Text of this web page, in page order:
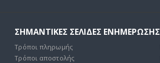
ΣΗΜΑΝΤΙΚΕΣ ΣΕΛΙΔΕΣ ΕΝΗΜΕΡΩΣΗΣ
Τρόποι πληρωμής
Τρόποι αποστολής